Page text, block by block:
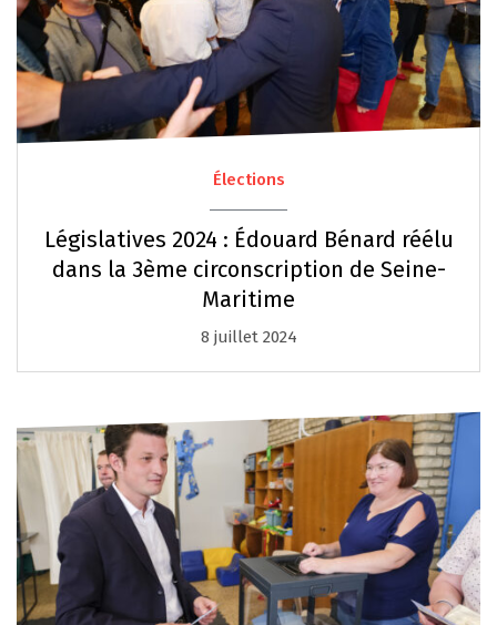
Élections
Législatives 2024 : Édouard Bénard réélu
dans la 3ème circonscription de Seine-
Maritime
8 juillet 2024